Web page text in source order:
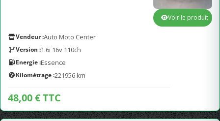
Vendeur :Auto Moto Center
Version :1.6i 16v 110ch
Energie :Essence
Kilométrage :221956 km
48,00 € TTC
Voir le produit